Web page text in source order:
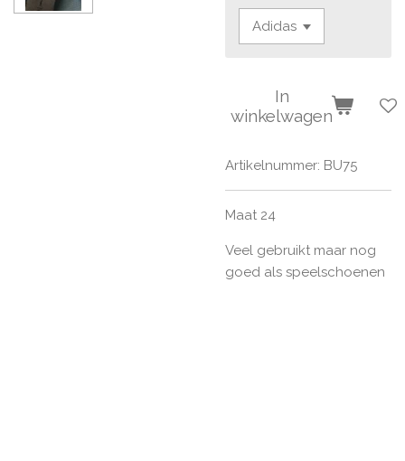
In
winkelwagen
Artikelnummer: BU75
Maat 24
Veel gebruikt maar nog
goed als speelschoenen